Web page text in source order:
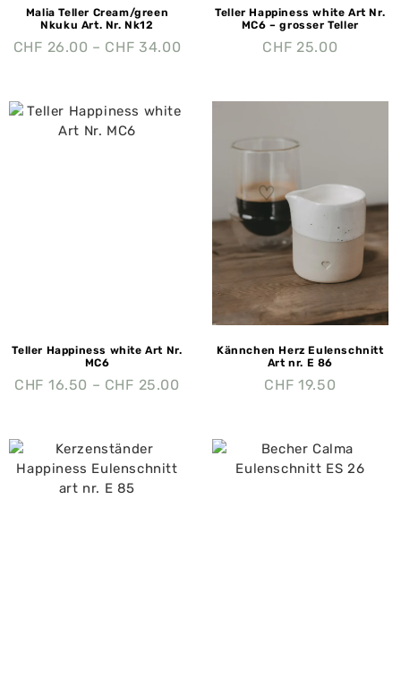
Malia Teller Cream/green
Nkuku Art. Nr. Nk12
CHF 26.00 – CHF 34.00
Teller Happiness white Art Nr.
MC6 – grosser Teller
CHF 25.00
Teller Happiness white Art Nr.
MC6
CHF 16.50 – CHF 25.00
Kännchen Herz Eulenschnitt
Art nr. E 86
CHF 19.50